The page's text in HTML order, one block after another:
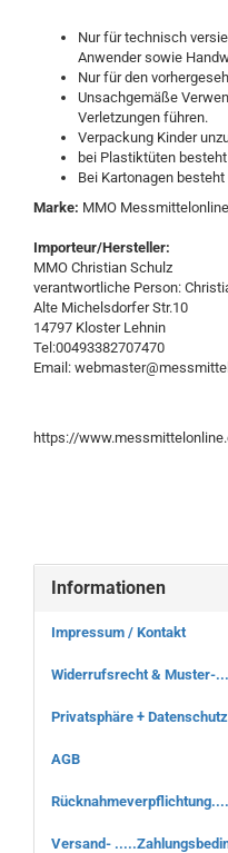
Nur für technisch
Anwender sowie
Nur für den
Unsachgemäße
Verletzungen führen.
Verpackung Kinder
bei Plastiktüten
Bei Kartonagen
Marke: MMO Messmittelonline
Importeur/Hersteller:
MMO Christian Schulz
verantwortliche Person:
Alte Michelsdorfer Str.10
14797 Kloster Lehnin
Tel:00493382707470
Email:
https://
Informationen
Impressum / Kontakt
Widerrufsrecht & Muster-
Privatsphäre + Datenschutz
AGB
Versand-